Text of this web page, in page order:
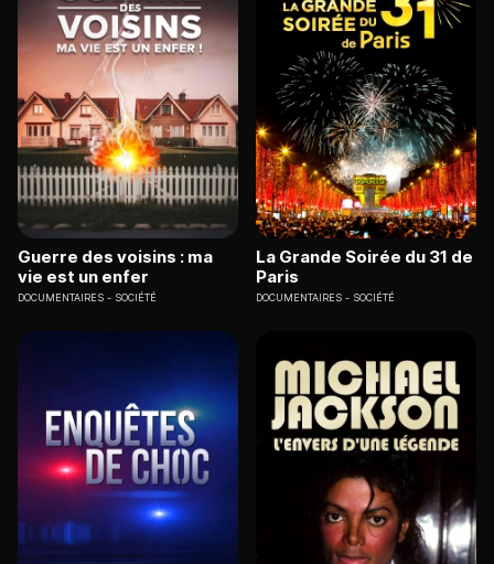
Guerre des voisins : ma
vie est un enfer
DOCUMENTAIRES SOCIÉTÉ
La Grande Soirée du 31 de
Paris
DOCUMENTAIRES SOCIÉTÉ